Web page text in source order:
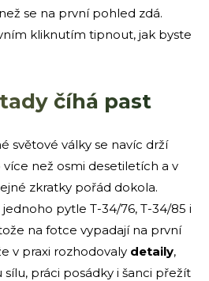
se na první pohled zdá.
kliknutím tipnout, jak byste
číhá past
světové války se navíc drží
než osmi desetiletích a v
zkratky pořád dokola.
pytle T-34/76, T-34/85 i
na fotce vypadají na první
v praxi rozhodovaly detaily,
práci posádky i šanci přežít